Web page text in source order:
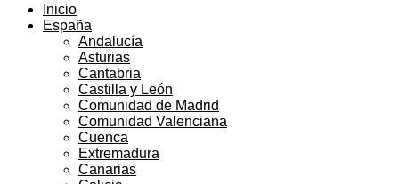
Inicio
España
Andalucía
Asturias
Cantabria
Castilla y León
Comunidad de Madrid
Comunidad Valenciana
Cuenca
Extremadura
Canarias